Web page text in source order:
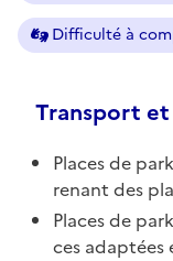
Difficulté à
Transport
Places de
renant des
Places de
ces adaptées